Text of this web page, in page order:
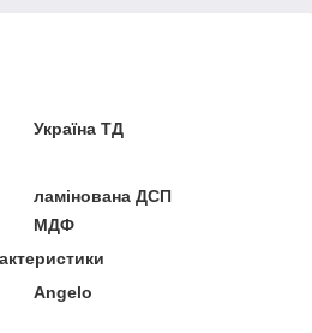
Україна ТД
ламінована ДСП
МДФ
Angelo